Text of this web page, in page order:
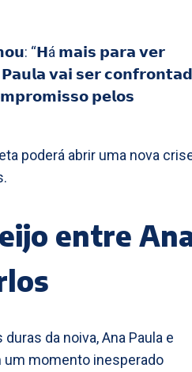
“𝗛á 𝗺𝗮𝗶𝘀 𝗽𝗮𝗿𝗮 𝘃𝗲𝗿
𝘃𝗮𝗶 𝘀𝗲𝗿
𝗽𝗲𝗹𝗼𝘀
poderá abrir uma nova
entre
da noiva, Ana Paula e
um momento inesperado